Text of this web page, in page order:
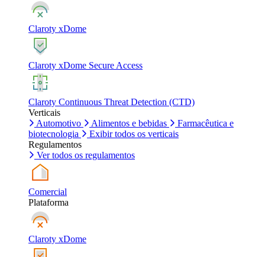
Claroty xDome
Claroty xDome Secure Access
Claroty Continuous Threat Detection (CTD)
Verticais
Automotivo
Alimentos e bebidas
Farmacêutica e
biotecnologia
Exibir todos os verticais
Regulamentos
Ver todos os regulamentos
Comercial
Plataforma
Claroty xDome